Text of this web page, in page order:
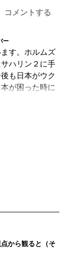
コメントする
ー
す。ホルムズ
ハリン２に手
も日本がウク
が困った時に
しょう。
から観ると（そ